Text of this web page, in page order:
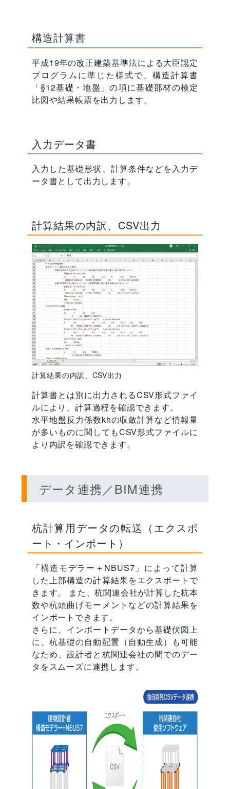
構造計算書
平成19年の改正建築基準法による大臣認定
プログラムに準じた様式で、構造計算書
「§12基礎・地盤」の項に基礎部材の検定
比図や結果帳票を出力します。
入力データ書
入力した基礎形状、計算条件などを入力デ
ータ書として出力します。
計算結果の内訳、CSV出力
計算結果の内訳、CSV出力
計算書とは別に出力されるCSV形式ファイ
ルにより、計算過程を確認できます。
水平地盤反力係数khの収斂計算など情報量
が多いものに関してもCSV形式ファイルに
より内訳を確認できます。
データ連携／BIM連携
杭計算用データの転送（エクスポ
ート・インポート）
「構造モデラー＋NBUS7」によって計算
した上部構造の計算結果をエクスポートで
きます。 また、杭関連会社が計算した杭本
数や杭頭曲げモーメントなどの計算結果を
インポートできます。
さらに、インポートデータから基礎伏図上
に、杭基礎の自動配置（自動生成）も可能
なため、設計者と杭関連会社の間でのデー
タをスムーズに連携します。